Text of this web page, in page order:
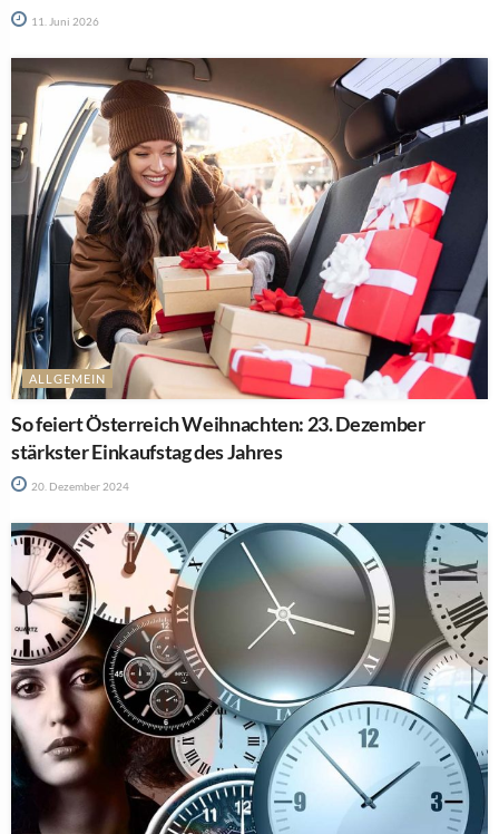
11. Juni 2026
ALLGEMEIN
So feiert Österreich Weihnachten: 23. Dezember
stärkster Einkaufstag des Jahres
20. Dezember 2024